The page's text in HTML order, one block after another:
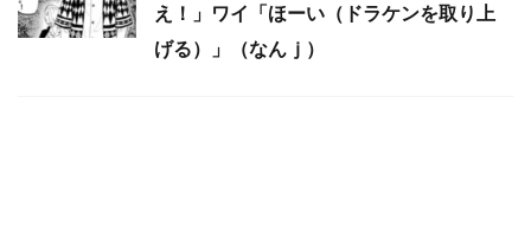
え！」ワイ「ほーい（ドラケンを取り上
げる）」（なんｊ）